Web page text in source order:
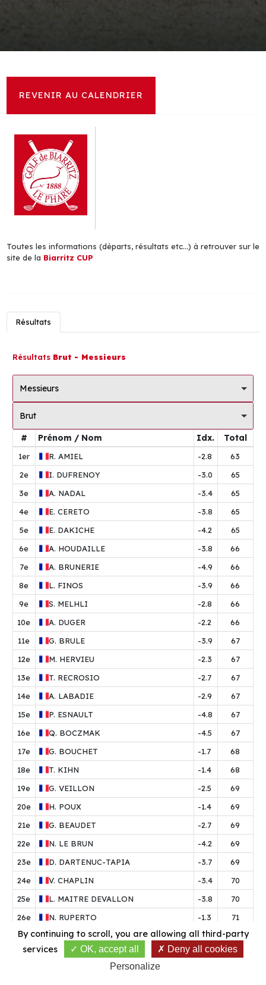
REVENIR AU CALENDRIER
Toutes les informations (départs, résultats etc...) à retrouver sur le
site de la Biarritz CUP
Résultats
Résultats Brut - Messieurs
Messieurs
Brut
# Prénom / Nom Idx. Total
1er R. AMIEL -2.8
63
2e
I. DUFRENOY -3.0
65
3e
A. NADAL -3.4
65
4e
E. CERETO -3.8
65
5e
E. DAKICHE -4.2
65
6e
A. HOUDAILLE -3.8
66
7e
A. BRUNERIE -4.9
66
8e
L. FINOS -3.9
66
9e
S. MELHLI -2.8
66
10e
A. DUGER -2.2
66
11e
G. BRULE -3.9
67
12e
M. HERVIEU -2.3
67
13e
T. RECROSIO -2.7
67
14e
A. LABADIE -2.9
67
15e
P. ESNAULT -4.8
67
16e
Q. BOCZMAK -4.5
67
17e
G. BOUCHET -1.7
68
18e
T. KIHN -1.4
68
19e
G. VEILLON -2.5
69
20e
H. POUX -1.4
69
21e
G. BEAUDET -2.7
69
22e
N. LE BRUN -4.2
69
23e
D. DARTENUC-TAPIA -3.7
69
24e
V. CHAPLIN -3.4
70
25e
L. MAITRE DEVALLON -3.8
70
26e
N. RUPERTO -1.3
71
27e
R. TURCAUD -4.5
71
28e
G. BENIERE -1.1
71
By continuing to scroll, you are allowing all third-party
services
OK, accept all
Deny all cookies
Personalize